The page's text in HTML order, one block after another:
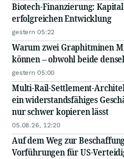
Biotech-Finanzierung:
erfolgreichen Entwicklung
gestern 05:22
Warum zwei Graphitminen
können – obwohl beide
gestern 05:00
Multi-Rail-Settlement-
ein widerstandsfähiges
nur schwer kopieren lässt
05.08.26, 12:20
Auf dem Weg zur
Vorführungen für US-